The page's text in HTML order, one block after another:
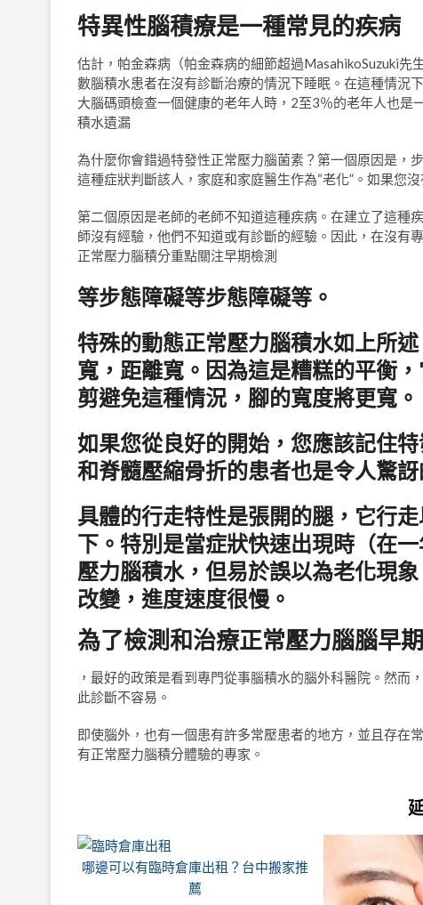
特異性腦積療是一種常見的疾病
估計，帕金森病（帕金森病的細節超過MasahikoSuzuki
數腦積水患者在沒有診斷治療的情況下睡眠。在這種情況
大腦碼頭檢查一個健康的老年人時，2至3％的老年人也
積水遺漏
為什麼你會錯過特發性正常壓力腦菌素？第一個原因是，
這種症狀判斷該人，家庭和家庭醫生作為“老化”。如果您
第二個原因是老師的老師不知道這種疾病。在建立了這種
師沒有經驗，他們不知道或有診斷的經驗。因此，在沒有
正常壓力腦積分重點關注早期檢測
等步態障礙等步態障礙等。
特殊的動態正常壓力腦積水如上所
寬，距離寬。因為這是糟糕的平衡
剪避免這種情況，腳的寬度將更寬。
如果您從良好的開始，您應該記住
和脊髓壓縮骨折的患者也是令人驚
具體的行走特性是張開的腿，它行
下。特別是當症狀快速出現時（在
壓力腦積水，但易於誤以為老化現
改變，進度速度很慢。
為了檢測和治療正常壓力腦腦早期
，最好的政策是看到專門從事腦積水的腦外科醫院。然
此診斷不容易。
即使腦外，也有一個患有許多常壓患者的地方，並且存在
有正常壓力腦積分體驗的專家。
哪邊可以有臨時倉庫出租？台中搬家推
薦